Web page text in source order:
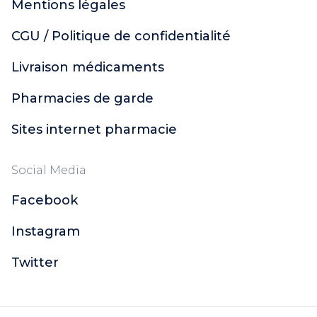
Mentions légales
CGU / Politique de confidentialité
Livraison médicaments
Pharmacies de garde
Sites internet pharmacie
Social Media
Facebook
Instagram
Twitter